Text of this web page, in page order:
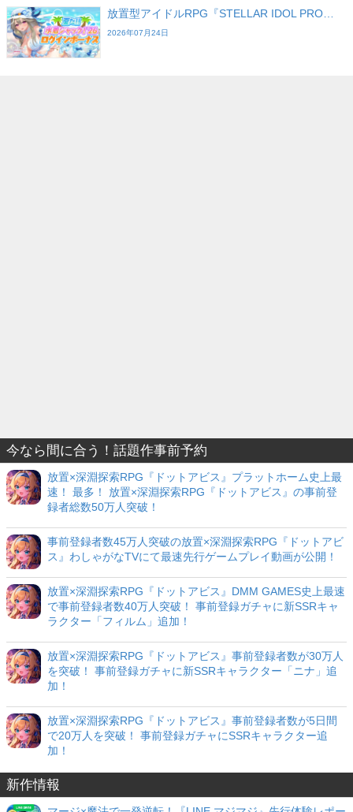
放置型アイドルRPG『STELLAR IDOL PRO…
2026年07月24日
今なら間に合う！話題作事前予約
放置×深淵探索RPG『ドットアビス』プラットホーム史上最
速！ 最多！ 放置×深淵探索RPG『ドットアビス』の事前登
録者総数50万人突破！
事前登録者数45万人突破の放置×深淵探索RPG『ドットアビ
ス』わしゃがなTVにて最速先行ゲームプレイ動画が公開！
放置×深淵探索RPG『ドットアビス』DMM GAMES史上最速
で事前登録者数40万人突破！ 事前登録ガチャに新SSRキャ
ラクター「フィルム」追加！
放置×深淵探索RPG『ドットアビス』事前登録者数が30万人
を突破！ 事前登録ガチャに新SSRキャラクター「ニナ」追
加！
放置×深淵探索RPG『ドットアビス』事前登録者数が5日間
で20万人を突破！ 事前登録ガチャにSSRキャラクター追
加！
新作情報